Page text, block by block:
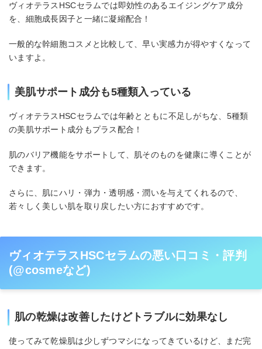
ヴィオテラスHSCセラムでは即効性のあるエイジングケア成分
を、細胞成長因子と一緒に凝縮配合！
一般的な幹細胞コスメと比較して、早い実感力が得やすくなって
いますよ。
美肌サポート成分も5種類入っている
ヴィオテラスHSCセラムでは年齢とともに不足しがちな、5種類
の美肌サポート成分もプラス配合！
肌のバリア機能をサポートして、肌そのものを健康に導くことが
できます。
さらに、肌にハリ・弾力・透明感・潤いを与えてくれるので、
若々しく美しい肌を取り戻したい方におすすめです。
ヴィオテラスHSCセラムの悪い口コミ・評判
(@cosmeなど)
肌の乾燥は改善したけどトラブルに効果なし
使ってみて乾燥肌は少しずつマシになってきているけど、まだ完